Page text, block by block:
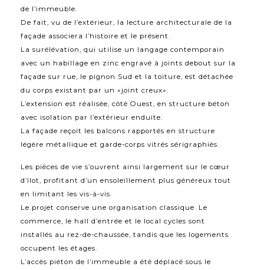
de l’immeuble.
De fait, vu de l’extérieur, la lecture architecturale de la
façade associera l’histoire et le présent.
La surélévation, qui utilise un langage contemporain
avec un habillage en zinc engravé à joints debout sur la
façade sur rue, le pignon Sud et la toiture, est détachée
du corps existant par un «joint creux».
L’extension est réalisée, côté Ouest, en structure béton
avec isolation par l’extérieur enduite.
La façade reçoit les balcons rapportés en structure
légère métallique et garde-corps vitrés sérigraphiés.
Les pièces de vie s’ouvrent ainsi largement sur le cœur
d’îlot, profitant d’un ensoleillement plus généreux tout
en limitant les vis-à-vis.
Le projet conserve une organisation classique. Le
commerce, le hall d’entrée et le local cycles sont
installés au rez-de-chaussée, tandis que les logements
occupent les étages.
L’accès piéton de l’immeuble a été déplacé sous le